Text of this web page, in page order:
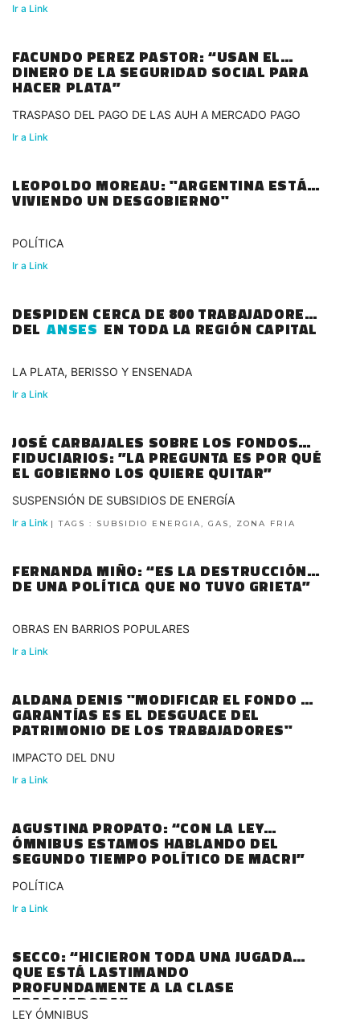
Ir a Link
FACUNDO PEREZ PASTOR: “USAN EL
DINERO DE LA SEGURIDAD SOCIAL PARA
HACER PLATA”
TRASPASO DEL PAGO DE LAS AUH A MERCADO PAGO
Ir a Link
LEOPOLDO MOREAU: "ARGENTINA ESTÁ
VIVIENDO UN DESGOBIERNO"
POLÍTICA
Ir a Link
DESPIDEN CERCA DE 800 TRABAJADORES
DEL ANSES EN TODA LA REGIÓN CAPITAL
LA PLATA, BERISSO Y ENSENADA
Ir a Link
JOSÉ CARBAJALES SOBRE LOS FONDOS
FIDUCIARIOS: ”LA PREGUNTA ES POR QUÉ
EL GOBIERNO LOS QUIERE QUITAR”
SUSPENSIÓN DE SUBSIDIOS DE ENERGÍA
Ir a Link | TAGS : SUBSIDIO ENERGIA, GAS, ZONA FRIA
FERNANDA MIÑO: “ES LA DESTRUCCIÓN
DE UNA POLÍTICA QUE NO TUVO GRIETA”
OBRAS EN BARRIOS POPULARES
Ir a Link
ALDANA DENIS "MODIFICAR EL FONDO DE
GARANTÍAS ES EL DESGUACE DEL
PATRIMONIO DE LOS TRABAJADORES"
IMPACTO DEL DNU
Ir a Link
AGUSTINA PROPATO: “CON LA LEY
ÓMNIBUS ESTAMOS HABLANDO DEL
SEGUNDO TIEMPO POLÍTICO DE MACRI”
POLÍTICA
Ir a Link
SECCO: “HICIERON TODA UNA JUGADA
QUE ESTÁ LASTIMANDO
PROFUNDAMENTE A LA CLASE
TRABAJADORA”
LEY ÓMNIBUS